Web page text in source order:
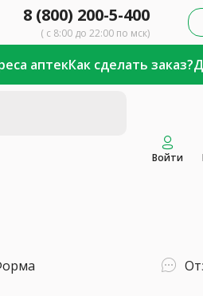
8 (800) 200-5-400
( с 8:00 до 22:00 по мск)
аптекКак сделать заказ?
Войти